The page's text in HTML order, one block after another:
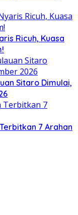
Ricuh, Kuasa
Sitaro Dimulai,
7 Arahan